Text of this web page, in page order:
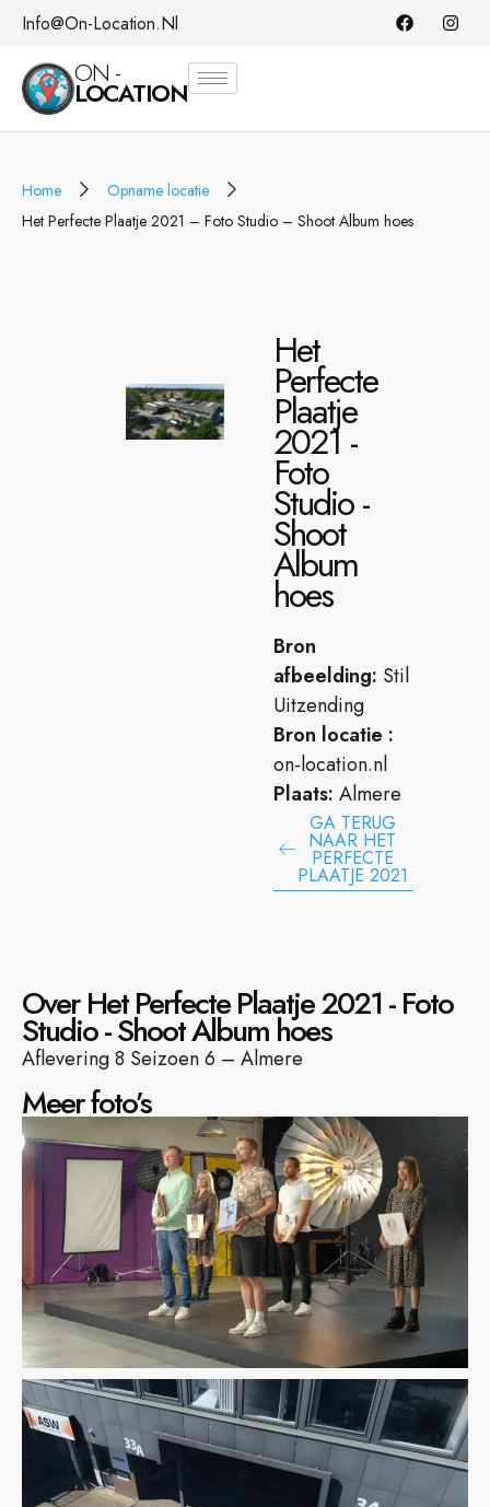
Info@on-Location.nl
ON -
LOCATION
Home
Opname locatie
Het Perfecte Plaatje 2021 – Foto Studio – Shoot Album hoes
Het
Perfecte
Plaatje
2021 -
Foto
Studio -
Shoot
Album
hoes
Bron
afbeelding: Stil
Uitzending
Bron locatie :
on-location.nl
Plaats: Almere
GA TERUG
NAAR HET
PERFECTE
PLAATJE 2021
Over Het Perfecte Plaatje 2021 - Foto
Studio - Shoot Album hoes
Aflevering 8 Seizoen 6 – Almere
Meer foto’s